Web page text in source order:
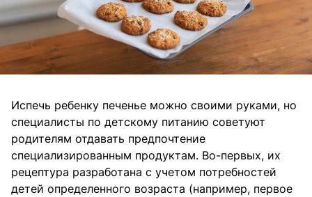
Испечь ребенку печенье можно своими руками, но
специалисты по детскому питанию советуют
родителям отдавать предпочтение
специализированным продуктам. Во-первых, их
рецептура разработана с учетом потребностей
детей определенного возраста (например, первое